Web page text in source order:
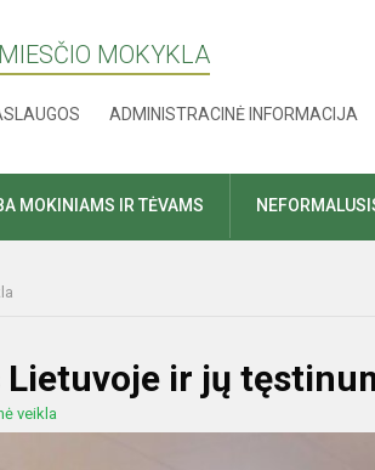
MOKYKLA
ADMINISTRACINĖ INFORMACIJA
MOKINIAMS IR TĖVAMS
ir jų
veikla